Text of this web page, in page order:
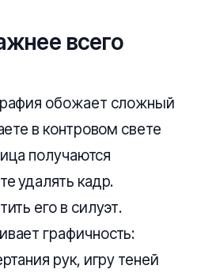
всего
обожает сложный
в контровом свете
получаются
удалять кадр.
его в силуэт.
графичность:
рук, игру теней